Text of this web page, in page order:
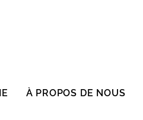
À PROPOS DE NOUS